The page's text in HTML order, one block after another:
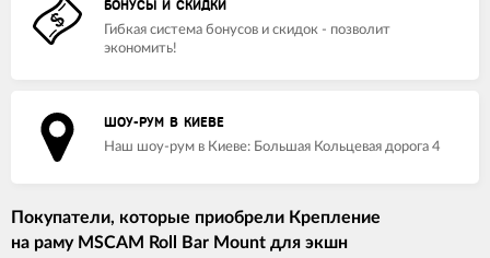
БОНУСЫ И СКИДКИ
Гибкая система бонусов и скидок - позволит
экономить!
ШОУ-РУМ В КИЕВЕ
Наш шоу-рум в Киеве: Большая Кольцевая дорога 4
Покупатели, которые приобрели Крепление
на раму MSCAM Roll Bar Mount для экшн